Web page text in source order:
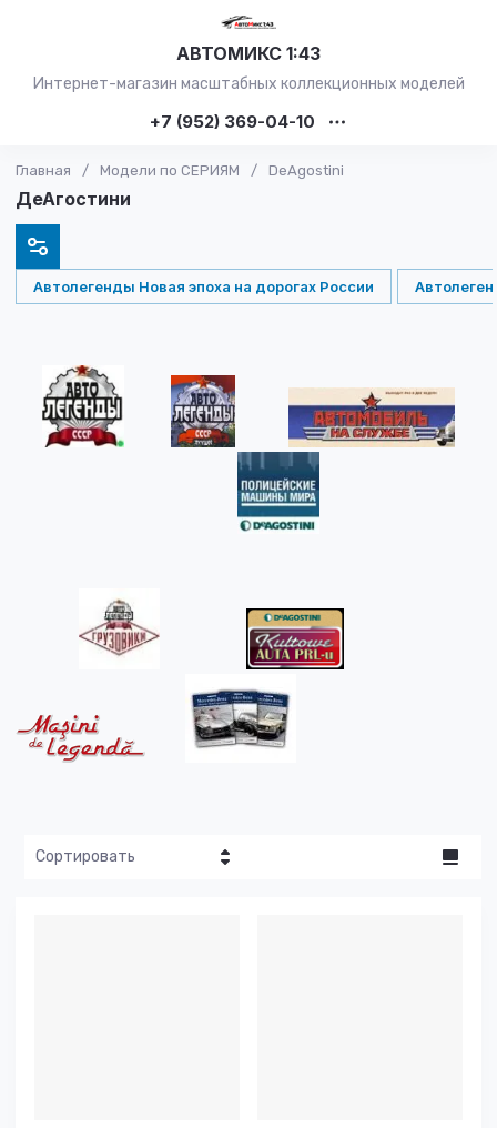
АВТОМИКС 1:43
Интернет-магазин масштабных коллекционных моделей
+7 (952) 369-04-10
Главная / Модели по СЕРИЯМ / DeAgostini
ДеАгостини
Автолегенды Новая эпоха на дорогах России
Сортировать